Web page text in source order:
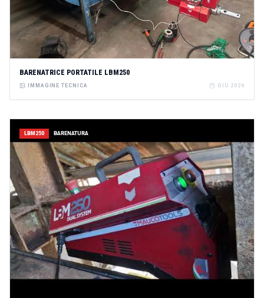
BARENATRICE PORTATILE LBM250
IMMAGINE TECNICA GIU 2026
LBM250 BARENATURA